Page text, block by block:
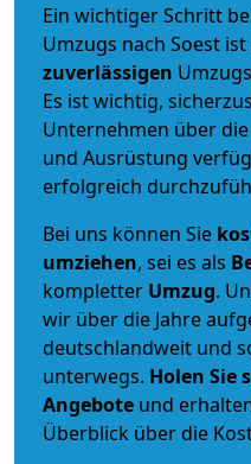
Ein wichtiger Schritt
Umzugs nach Soest
zuverlässigen
Es ist wichtig,
Unternehmen über
und Ausrüstung
erfolgreich
Bei uns können Sie
umziehen, sei es als
kompletter Umzug.
wir über die Jahre
deutschlandweit und
unterwegs. Holen Sie
Angebote und
Überblick über die